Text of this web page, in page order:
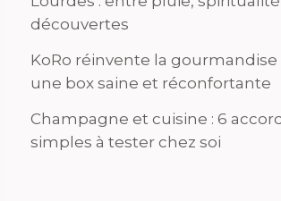
découvertes
KoRo réinvente la gourmandise
une box saine et réconfortante
Champagne et cuisine : 6
simples à tester chez soi